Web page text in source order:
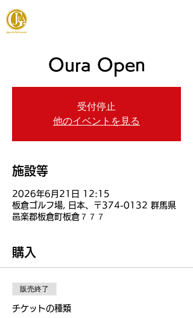
Oura Open
受付停止
他のイベントを見る
施設等
2026年6月21日 12:15
板倉ゴルフ場, 日本、〒374-0132 群馬県
邑楽郡板倉町板倉７７７
購入
販売終了
チケットの種類